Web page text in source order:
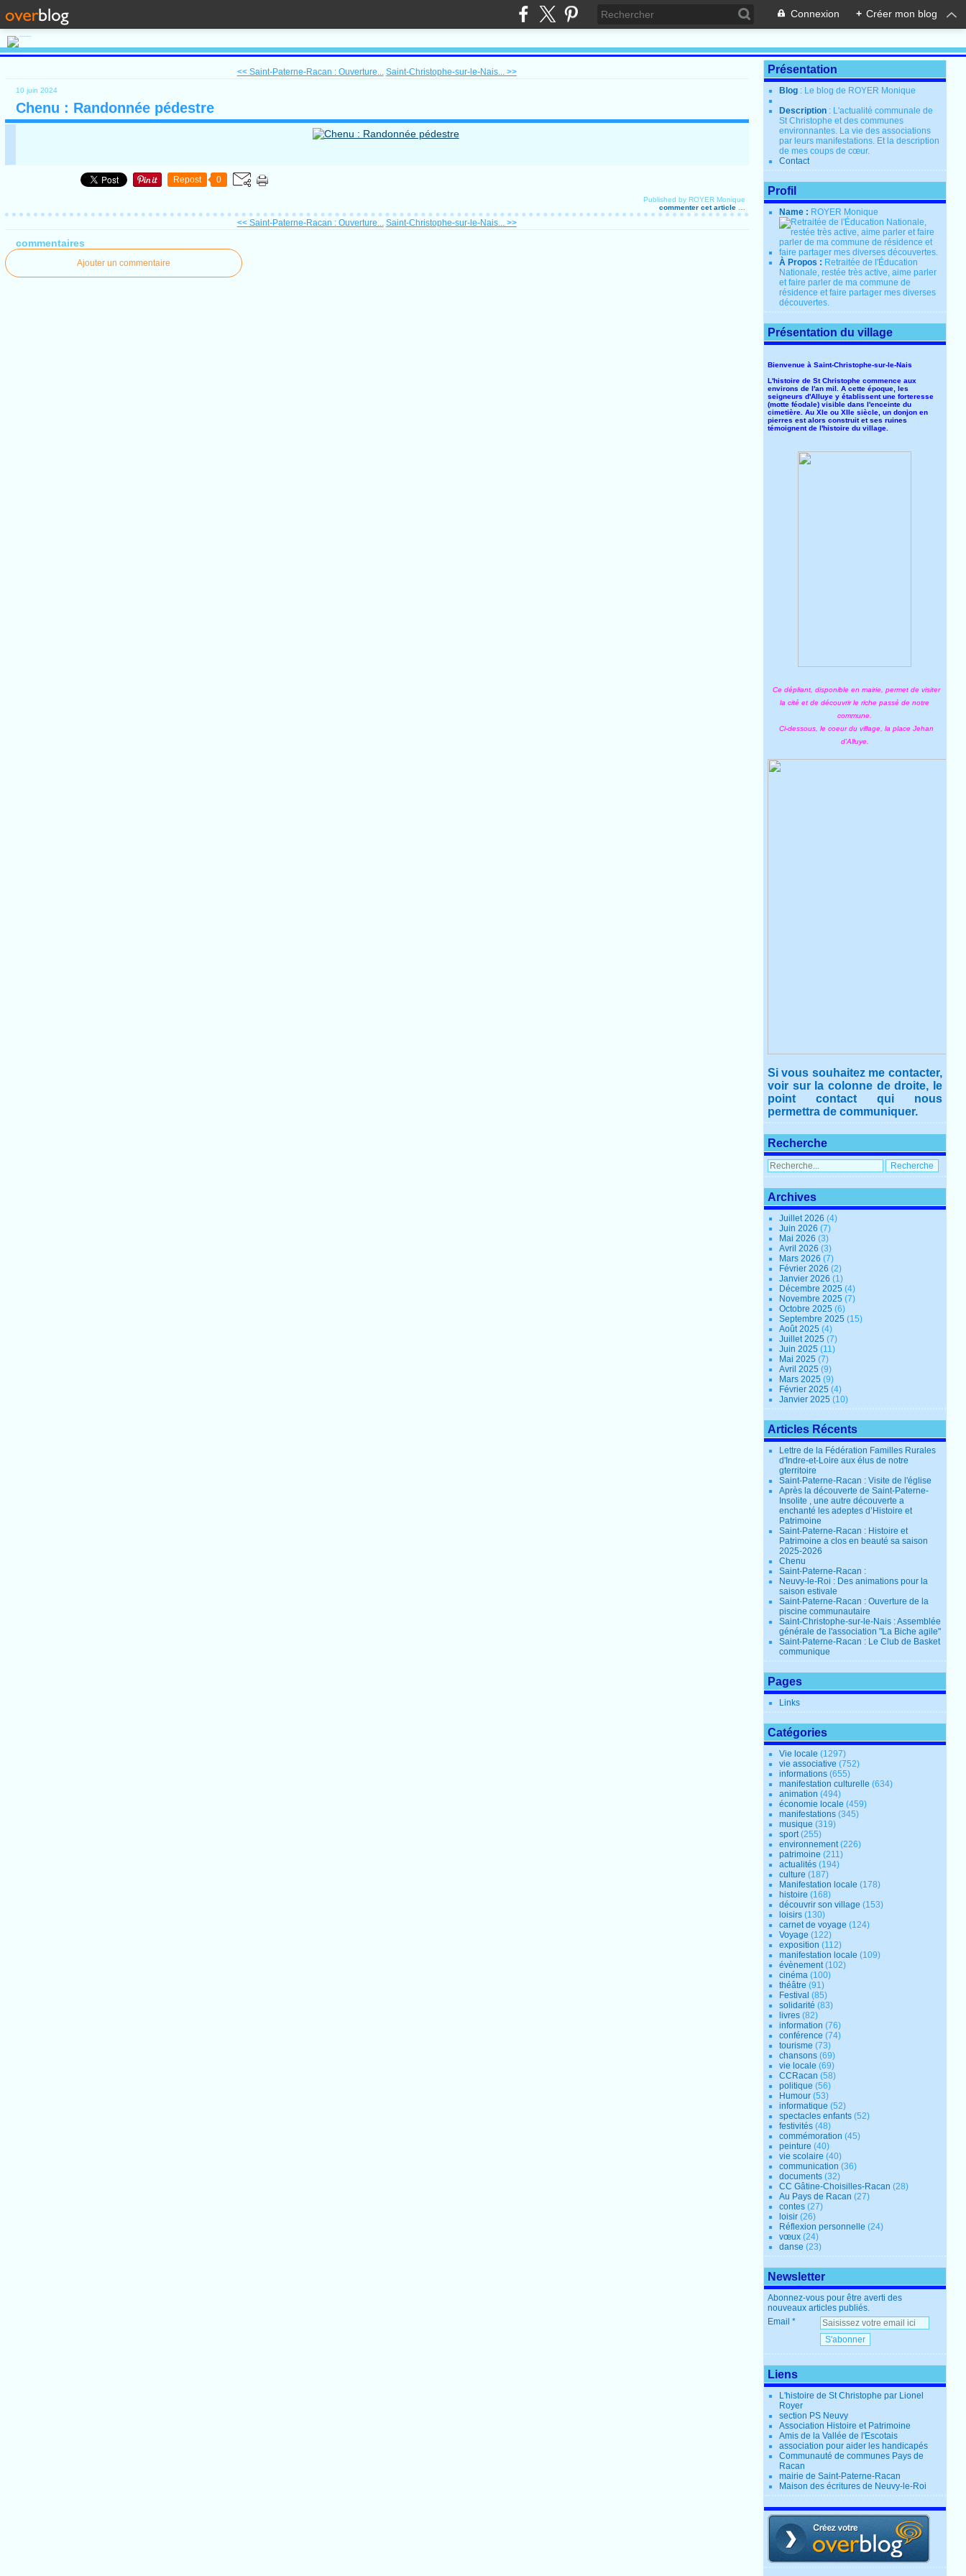
Connexion + Créer mon blog
<< Saint-Paterne-Racan : Ouverture... Saint-Christophe-sur-le-Nais... >>
10 juin 2024
Chenu : Randonnée pédestre
Repost 0
Published by ROYER Monique
commenter cet article
<< Saint-Paterne-Racan : Ouverture... Saint-Christophe-sur-le-Nais... >>
commentaires
Ajouter un commentaire
Présentation
Blog : Le blog de ROYER Monique
Description : L'actualité communale de
St Christophe et des communes
environnantes. La vie des associations
par leurs manifestations. Et la description
de mes coups de cœur.
Contact
Profil
Name : ROYER Monique
À Propos : Retraitée de l'Éducation
Nationale, restée très active, aime parler
et faire parler de ma commune de
résidence et faire partager mes diverses
découvertes.
Présentation du village
Bienvenue à Saint-Christophe-sur-le-Nais
L'histoire de St Christophe commence aux
environs de l'an mil. A cette époque, les
seigneurs d'Alluye y établissent une forteresse
(motte féodale) visible dans l'enceinte du
cimetière. Au XIe ou XIIe siècle, un donjon en
pierres est alors construit et ses ruines
témoignent de l'histoire du village.
Ce dépliant, disponible en mairie, permet de visiter
la cité et de découvrir le riche passé de notre
commune.
Ci-dessous, le coeur du village, la place Jehan
d'Alluye.
Si vous souhaitez me contacter,
voir sur la colonne de droite, le
point contact qui nous
permettra de communiquer.
Recherche
Archives
Juillet 2026(4)
Juin 2026(7)
Mai 2026(3)
Avril 2026(3)
Mars 2026(7)
Février 2026(2)
Janvier 2026(1)
Décembre 2025(4)
Novembre 2025(7)
Octobre 2025(6)
Septembre 2025(15)
Août 2025(4)
Juillet 2025(7)
Juin 2025(11)
Mai 2025(7)
Avril 2025(9)
Mars 2025(9)
Février 2025(4)
Janvier 2025(10)
Articles Récents
Lettre de la Fédération Familles Rurales
d'Indre-et-Loire aux élus de notre
gterritoire
Saint-Paterne-Racan : Visite de l'église
Après la découverte de Saint-Paterne-
Insolite , une autre découverte a
enchanté les adeptes d’Histoire et
Patrimoine
Saint-Paterne-Racan : Histoire et
Patrimoine a clos en beauté sa saison
2025-2026
Chenu
Saint-Paterne-Racan :
Neuvy-le-Roi : Des animations pour la
saison estivale
Saint-Paterne-Racan : Ouverture de la
piscine communautaire
Saint-Christophe-sur-le-Nais : Assemblée
générale de l'association "La Biche agile"
Saint-Paterne-Racan : Le Club de Basket
communique
Pages
Links
Catégories
Vie locale (1297)
vie associative (752)
informations (655)
manifestation culturelle (634)
animation (494)
économie locale (459)
manifestations (345)
musique (319)
sport(255)
environnement(226)
patrimoine (211)
actualités (194)
culture (187)
Manifestation locale (178)
histoire (168)
découvrir son village (153)
loisirs (130)
carnet de voyage (124)
Voyage (122)
exposition (112)
manifestation locale (109)
évènement(102)
cinéma (100)
théâtre (91)
Festival (85)
solidarité (83)
livres (82)
information (76)
conférence (74)
tourisme (73)
chansons (69)
vie locale (69)
CCRacan (58)
politique (56)
Humour (53)
informatique (52)
spectacles enfants (52)
festivités (48)
commémoration (45)
peinture (40)
vie scolaire (40)
communication (36)
documents (32)
CC Gâtine-Choisilles-Racan (28)
Au Pays de Racan (27)
contes (27)
loisir (26)
Réflexion personnelle (24)
vœux (24)
danse (23)
Newsletter
Abonnez-vous pour être averti des
nouveaux articles publiés.
Email
Liens
L'histoire de St Christophe par Lionel
Royer
section PS Neuvy
Association Histoire et Patrimoine
Amis de la Vallée de l'Escotais
association pour aider les handicapés
Communauté de communes Pays de
Racan
mairie de Saint-Paterne-Racan
Maison des écritures de Neuvy-le-Roi